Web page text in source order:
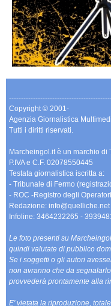
Copyright © 2001-
Agenzia Giornalistica
Tutti i diritti riservati.
Marcheingol.it è un marchio di
P.IVA e C.F. 02078550445
Testata giornalistica iscritta a:
- Tribunale di Fermo
- ROC -Registro degli
Redazione: info@quelliche.net
Infoline: 3464232265 -
Le foto presenti su
quindi valutate di pubblico
Se i soggetti o gli autori
non avranno che da
provvederà prontamente alla
E' vietata la riproduzione,